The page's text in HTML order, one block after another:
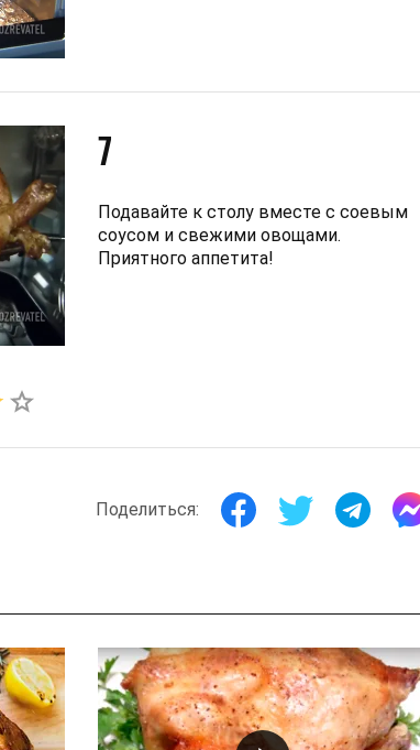
7
Подавайте к столу вместе с соевым
соусом и свежими овощами.
Приятного аппетита!
Поделиться: